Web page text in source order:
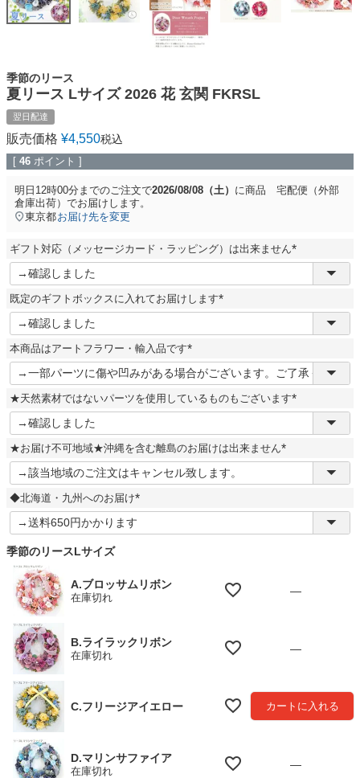
季節のリース
夏リース Lサイズ 2026 花 玄関 FKRSL
翌日配達
販売価格 ¥4,550税込
[ 46 ポイント ]
明日 12時00分 までのご注文で2026/08/08（土） に商品 宅配便（外部
倉庫出荷） でお届けします。
東京都お届け先を変更
ギフト対応（メッセージカード・ラッピング）は出来ません
(
須
既定のギフトボックスに入れてお届けします
(
須
本商品はアートフラワー・輸入品です
(
必
須
)
★天然素材ではないパーツを使用しているものもございます
(
須
★お届け不可地域★沖縄を含む離島のお届けは出来ません
(
須
◆北海道・九州へのお届け
(
須
季節のリースLサイズ
A.ブロッサムリボン
在庫切れ
—
B.ライラックリボン
在庫切れ
—
C.フリージアイエロー カートに入れる
D.マリンサファイア
在庫切れ
—